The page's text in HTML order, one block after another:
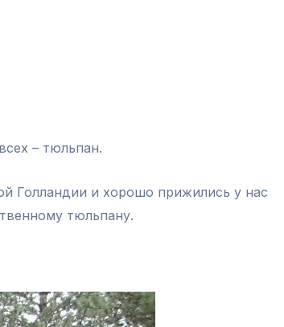
– тюльпан.
Голландии и хорошо прижились у нас
тюльпану.